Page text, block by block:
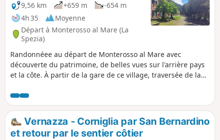
9,56 km
+659 m
-654 m
4h 35
Moyenne
Départ à Monterosso al Mare (La
Spezia)
Randonnéee au départ de Monterosso al Mare avec
découverte du patrimoine, de belles vues sur l'arrière pays
et la côte. À partir de la gare de ce village, traversée de la
puis montée vers l'important sanctuaire de la Madonna di
Soviore du Xe siècle, suivre le chemin de crête passant par
le Monte Santa Croce avant une descente agréable et plutôt
facile vers Vernazza par la Madonna di Reggio du XIIIe
siècle.
Vernazza - Corniglia par San Bernardino
et retour par le sentier côtier